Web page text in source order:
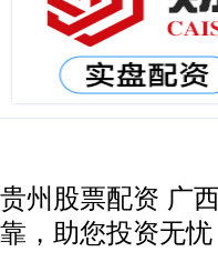
贵州股票配资 广
靠，助您投资无忧